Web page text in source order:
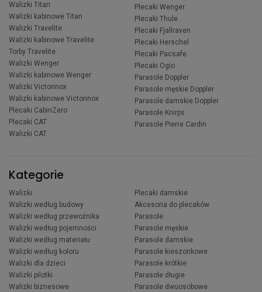
Walizki Titan
Walizki kabinowe Titan
Walizki Travelite
Walizki kabinowe Travelite
Torby Travelite
Walizki Wenger
Walizki kabinowe Wenger
Walizki Victorinox
Walizki kabinowe Victorinox
Plecaki CabinZero
Plecaki CAT
Walizki CAT
Plecaki Wenger
Plecaki Thule
Plecaki Fjallraven
Plecaki Herschel
Plecaki Pacsafe
Plecaki Ogio
Parasole Doppler
Parasole męskie Doppler
Parasole damskie Doppler
Parasole Knirps
Parasole Pierre Cardin
Kategorie
Walizki
Walizki według budowy
Walizki według przewoźnika
Walizki według pojemności
Walizki według materiału
Walizki według koloru
Walizki dla dzieci
Walizki pilotki
Walizki biznesowe
Plecaki damskie
Akcesoria do plecaków
Parasole
Parasole męskie
Parasole damskie
Parasole kieszonkowe
Parasole krótkie
Parasole długie
Parasole dwuosobowe